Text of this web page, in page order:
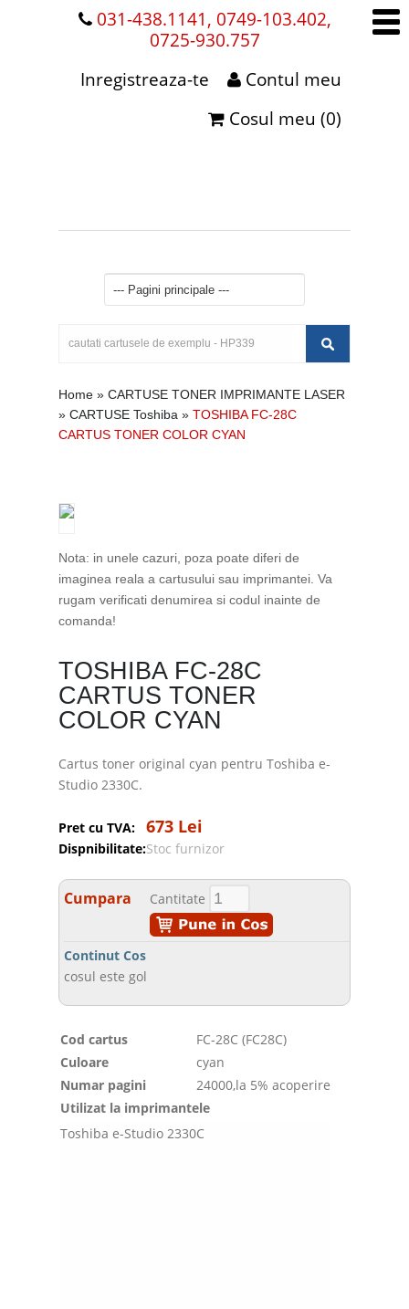
031-438.1141, 0749-103.402,
0725-930.757
Contul meu
Inregistreaza-te
Cosul meu (0)
Home » CARTUSE TONER IMPRIMANTE LASER
» CARTUSE Toshiba » TOSHIBA FC-28C
CARTUS TONER COLOR CYAN
Nota: in unele cazuri, poza poate diferi de
imaginea reala a cartusului sau imprimantei. Va
rugam verificati denumirea si codul inainte de
comanda!
TOSHIBA FC-28C
CARTUS TONER
COLOR CYAN
Cartus toner original cyan pentru Toshiba e-
Studio 2330C.
Pret cu TVA: 673 Lei
Dispnibilitate:Stoc furnizor
Cumpara Cantitate
Continut Cos
cosul este gol
Cod cartus
FC-28C (FC28C)
Culoare
cyan
Numar pagini
24000,la 5% acoperire
Utilizat la imprimantele
Toshiba e-Studio 2330C